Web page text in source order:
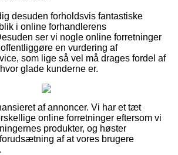
desuden forholdsvis fantastiske
i online forhandlerens
ser vi nogle online forretninger
en vurdering af
som lige så vel må drages fordel af
glade kunderne er.
af annoncer. Vi har et tæt
online forretninger eftersom vi
produkter, og høster
af at vores brugere